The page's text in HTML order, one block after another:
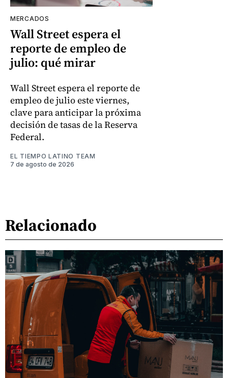
MERCADOS
Wall Street espera el
reporte de empleo de
julio: qué mirar
Wall Street espera el reporte de
empleo de julio este viernes,
clave para anticipar la próxima
decisión de tasas de la Reserva
Federal.
EL TIEMPO LATINO TEAM
7 de agosto de 2026
Relacionado